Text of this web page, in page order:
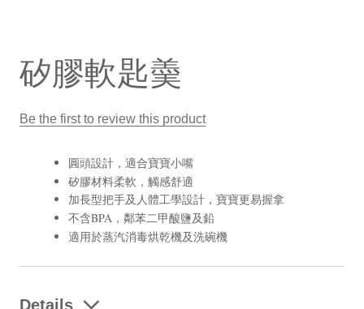
矽膠軟匙羮
Be the first to review this product
圓頭設計，適合寶寶小嘴
矽膠材料柔軟，觸感舒適
加長型把手及人體工學設計，寶寶更易握拿
不含BPA，鄰苯二甲酸鹽及鉛
適用於蒸汽消毒烘乾機及洗碗機
Details